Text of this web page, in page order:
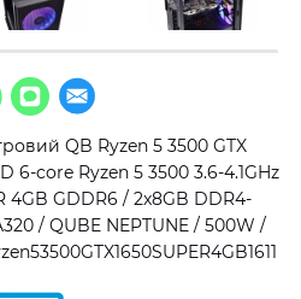
Тип накопичувача
SSD
HDD
SSD + HDD
QB Ryzen 5 3500 GTX
6-core Ryzen 5 3500 3.6-4.1GHz
4GB GDDR6 / 2x8GB DDR4-
/ QUBE NEPTUNE / 500W /